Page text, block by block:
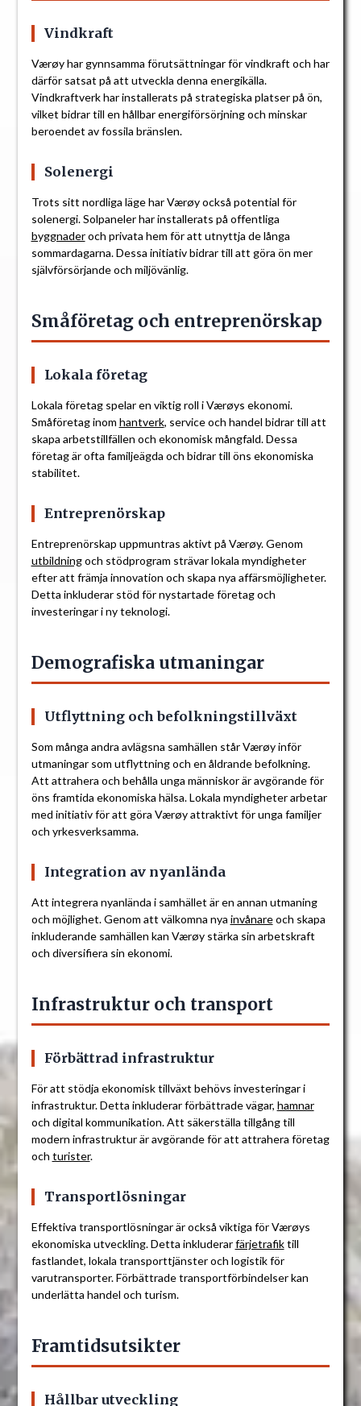
Vindkraft
Værøy har gynnsamma förutsättningar för vindkraft och har
därför satsat på att utveckla denna energikälla.
Vindkraftverk har installerats på strategiska platser på ön,
vilket bidrar till en hållbar energiförsörjning och minskar
beroendet av fossila bränslen.
Solenergi
Trots sitt nordliga läge har Værøy också potential för
solenergi. Solpaneler har installerats på offentliga
byggnaderoch privata hem för att utnyttja de långa
sommardagarna. Dessa initiativ bidrar till att göra ön mer
självförsörjande och miljövänlig.
Småföretag och entreprenörskap
Lokala företag
Lokala företag spelar en viktig roll i Værøys ekonomi.
Småföretag inom hantverk, service och handel bidrar till att
skapa arbetstillfällen och ekonomisk mångfald. Dessa
företag är ofta familjeägda och bidrar till öns ekonomiska
stabilitet.
Entreprenörskap
Entreprenörskap uppmuntras aktivt på Værøy. Genom
utbildningoch stödprogram strävar lokala myndigheter
efter att främja innovation och skapa nya affärsmöjligheter.
Detta inkluderar stöd för nystartade företag och
investeringar i ny teknologi.
Demografiska utmaningar
Utflyttning och befolkningstillväxt
Som många andra avlägsna samhällen står Værøy inför
utmaningar som utflyttning och en åldrande befolkning.
Att attrahera och behålla unga människor är avgörande för
öns framtida ekonomiska hälsa. Lokala myndigheter arbetar
med initiativ för att göra Værøy attraktivt för unga familjer
och yrkesverksamma.
Integration av nyanlända
Att integrera nyanlända i samhället är en annan utmaning
och möjlighet. Genom att välkomna nya invånareoch skapa
inkluderande samhällen kan Værøy stärka sin arbetskraft
och diversifiera sin ekonomi.
Infrastruktur och transport
Förbättrad infrastruktur
För att stödja ekonomisk tillväxt behövs investeringar i
infrastruktur. Detta inkluderar förbättrade vägar, hamnar
och digital kommunikation. Att säkerställa tillgång till
modern infrastruktur är avgörande för att attrahera företag
och turister.
Transportlösningar
Effektiva transportlösningar är också viktiga för Værøys
ekonomiska utveckling. Detta inkluderarfärjetrafiktill
fastlandet, lokala transporttjänster och logistik för
varutransporter. Förbättrade transportförbindelser kan
underlätta handel och turism.
Framtidsutsikter
Hållbar utveckling